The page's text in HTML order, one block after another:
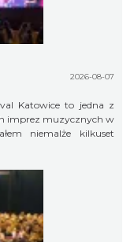
2026-08-07
Katowice to jedna z
imprez muzycznych w
niemalże kilkuset